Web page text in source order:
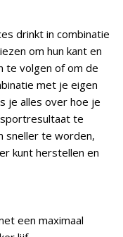
drinkt in combinatie
om hun kant en
te volgen of om de
met je eigen
je alles over hoe je
te
sneller te worden,
kunt herstellen en
een maximaal